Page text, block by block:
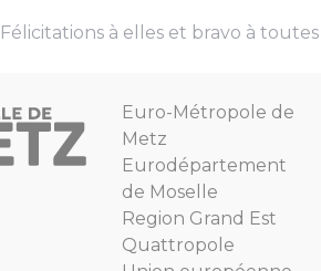
Félicitations à elles et bravo à
Euro-Métropole de
Metz
Eurodépartement
de Moselle
Region Grand Est
Quattropole